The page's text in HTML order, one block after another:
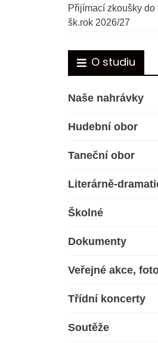
Přijímací zkoušky
šk.rok 2026/27
O studiu
Naše nahrávky
Hudební obor
Taneční obor
Literárně-
Školné
Dokumenty
Veřejné akce,
Třídní koncerty
Soutěže